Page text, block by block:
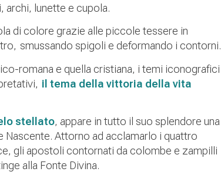
lunette e cupola.
di colore grazie alle piccole tessere in
smussando spigoli e deformando i contorni.
romana e quella cristiana, i temi iconografici
il tema della vittoria della vita
stellato, appare in tutto il suo splendore una
Attorno ad acclamarlo i quattro
gli apostoli contornati da colombe e zampilli
alla Fonte Divina.